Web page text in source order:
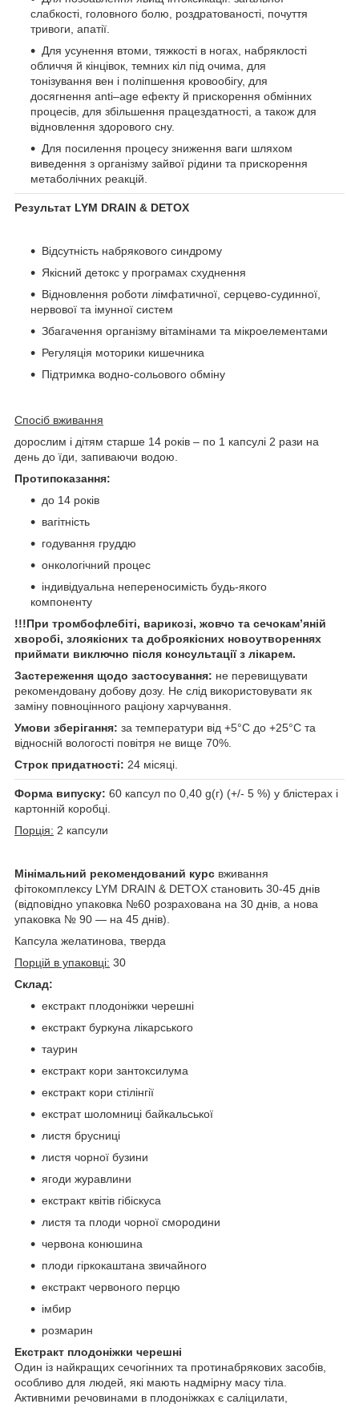
слабкості, головного болю, роздратованості, почуття
тривоги, апатії.
Для усунення втоми, тяжкості в ногах, набряклості
обличчя й кінцівок, темних кіл під очима, для
тонізування вен і поліпшення кровообігу, для
досягнення аntі–age ефекту й прискорення обмінних
процесів, для збільшення працездатності, а також для
відновлення здорового сну.
Для посилення процесу зниження ваги шляхом
виведення з організму зайвої рідини та прискорення
метаболічних реакцій.
Результат LYM DRAIN & DETOX
Відсутність набрякового синдрому
Якісний детокс у програмах схуднення
Відновлення роботи лімфатичної, серцево-судинної,
нервової та імунної систем
Збагачення організму вітамінами та мікроелементами
Регуляція моторики кишечника
Підтримка водно-сольового обміну
Спосіб вживання
дорослим і дітям старше 14 років – по 1 капсулі 2 рази на
день до їди, запиваючи водою.
Протипоказання:
до 14 років
вагітність
годування груддю
онкологічний процес
індивідуальна непереносимість будь-якого
компоненту
!!!При тромбофлебіті, варикозі, жовчо та сечокам’яній
хворобі, злоякісних та доброякісних новоутвореннях
приймати виключно після консультації з лікарем.
Застереження щодо застосування: не перевищувати
рекомендовану добову дозу. Не слід використовувати як
заміну повноцінного раціону харчування.
Умови зберігання: за температури від +5°С до +25°С та
відносній вологості повітря не вище 70%.
Строк придатності: 24 місяці.
Форма випуску: 60 капсул по 0,40 g(г) (+/- 5 %) у блістерах і
картонній коробці.
Порція: 2 капсули
Мінімальний рекомендований курс вживання
фітокомплексу LYM DRAIN & DETOX становить 30-45 днів
(відповідно упаковка №60 розрахована на 30 днів, а нова
упаковка № 90 — на 45 днів).
Капсула желатинова, тверда
Порцій в упаковці: 30
Склад:
екстракт плодоніжки черешні
екстракт буркуна лікарського
таурин
екстракт кори зантоксилума
екстракт кори стілінгії
екстрат шоломниці байкальської
листя брусниці
листя чорної бузини
ягоди журавлини
екстракт квітів гібіскуса
листя та плоди чорної смородини
червона конюшина
плоди гіркокаштана звичайного
екстракт червоного перцю
імбир
розмарин
Екстракт плодоніжки черешні
Один із найкращих сечогінних та протинабрякових засобів,
особливо для людей, які мають надмірну масу тіла.
Активними речовинами в плодоніжках є саліцилати,